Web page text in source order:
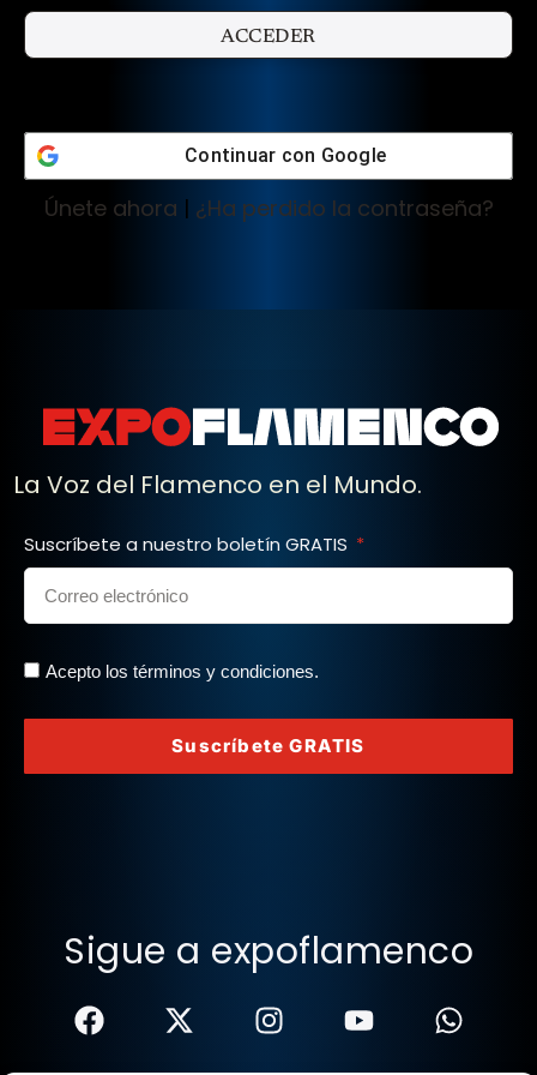
Continuar con Google
Únete ahora | ¿Ha perdido la contraseña?
La Voz del Flamenco en el Mundo.
Suscríbete a nuestro boletín GRATIS
Acepto los términos y condiciones.
Suscríbete GRATIS
Sigue a expoflamenco